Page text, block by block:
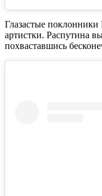
Глазастые
артистки. Распутина
похваставшись